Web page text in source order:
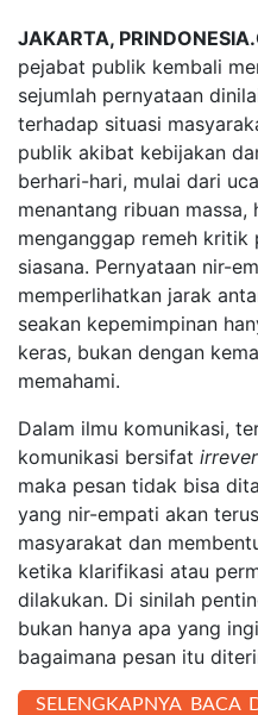
JAKARTA,
pejabat publik kembali
sejumlah pernyataan
terhadap situasi
publik akibat kebijakan
berhari-hari, mulai dari
menantang ribuan
menganggap remeh kritik
siasana. Pernyataan nir-
memperlihatkan jarak
seakan kepemimpinan
keras, bukan dengan
memahami.
Dalam ilmu komunikasi,
komunikasi bersifat
maka pesan tidak bisa
yang nir-empati akan
masyarakat dan
ketika klarifikasi atau
dilakukan. Di sinilah
bukan hanya apa yang
bagaimana pesan itu
SELENGKAPNYA BACA